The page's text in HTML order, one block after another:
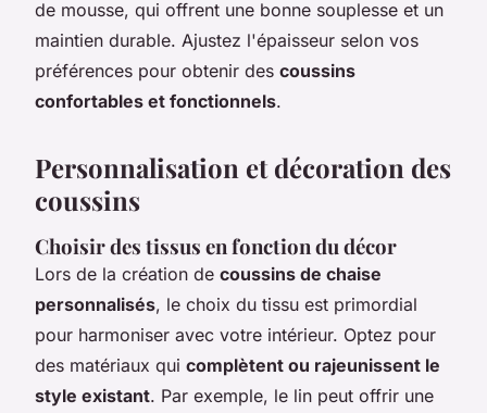
de mousse, qui offrent une bonne souplesse et un
maintien durable. Ajustez l'épaisseur selon vos
préférences pour obtenir des coussins
confortables et fonctionnels.
Personnalisation et décoration des
coussins
Choisir des tissus en fonction du décor
Lors de la création de coussins de chaise
personnalisés, le choix du tissu est primordial
pour harmoniser avec votre intérieur. Optez pour
des matériaux qui complètent ou rajeunissent le
style existant. Par exemple, le lin peut offrir une